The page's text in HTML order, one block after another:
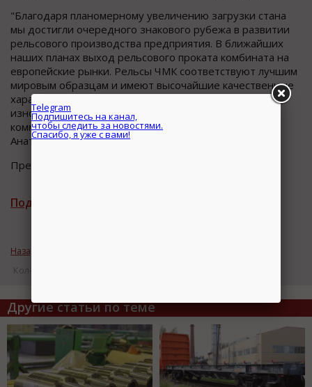
"Благодаря планомерному увеличению загрузки стана
мы достигли очередного знакового рубежа в развитии
рельсового производства предприятия. В ближайших
наших планах выход рельсового проката комбината на
европейские рынки. Рельсы ЧМК соответствуют лучшим
мировым образцам и имеют высочайшие качественные
характеристики, которые гарантируют надежность и
износостойкость железнодорожного пути", –
комментирует управляющий директор ПАО "ЧМК"
Анатолий Щетинин.
Пресс-служба ПАО "ЧМК"
Подписаться на рассылку новостей
Назад к рубрике «Индустриальный мир»
Кол-во просмотров: 16234
Другие статьи по теме